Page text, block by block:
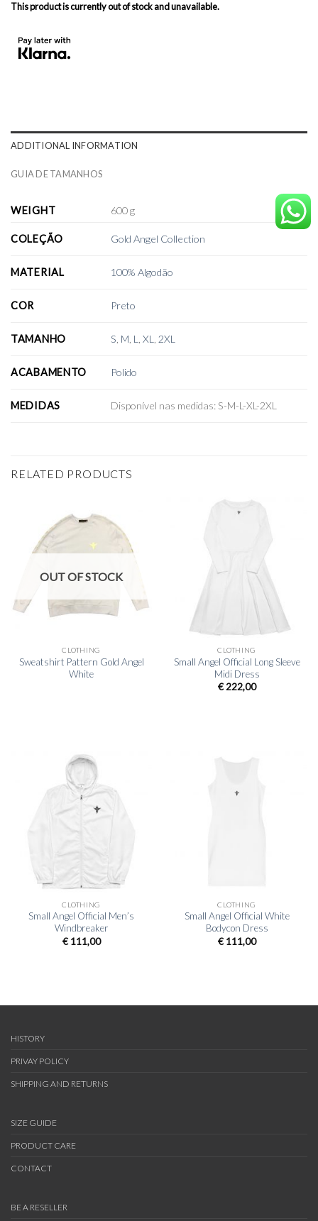
This product is currently out of stock and unavailable.
ADDITIONAL INFORMATION
GUIA DE TAMANHOS
WEIGHT 600 g
COLEÇÃO Gold Angel Collection
MATERIAL 100% Algodão
COR Preto
TAMANHO S M L ,XL 2XL
ACABAMENTO Polido
MEDIDAS Disponível nas medidas: S-M-L-XL-2XL
RELATED PRODUCTS
OUT OF STOCK
CLOTHING
Sweatshirt Pattern Gold Angel
White
CLOTHING
Small Angel Official Long Sleeve
Midi Dress
€222,00
CLOTHING
Small Angel Official Men’s
Windbreaker
€111,00
CLOTHING
Small Angel Official White
Bodycon Dress
€111,00
HISTORY
PRIVAY POLICY
SHIPPING AND RETURNS
SIZE GUIDE
PRODUCT CARE
CONTACT
BE A RESELLER